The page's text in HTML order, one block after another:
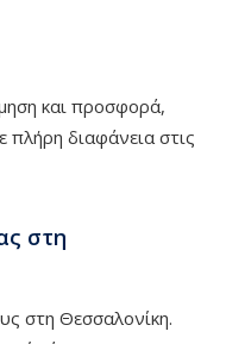
και προσφορά,
πλήρη διαφάνεια στις
στη
στη Θεσσαλονίκη.